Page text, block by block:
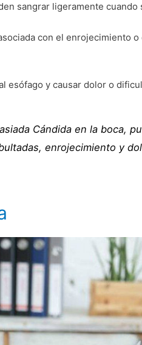
sangrar ligeramente cuando
con el enrojecimiento
esófago y causar dolor o
Cándida en la boca,
enrojecimiento y